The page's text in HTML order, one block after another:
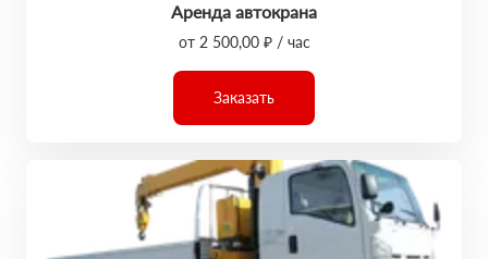
Аренда автокрана
от 2 500,00 ₽ / час
Заказать